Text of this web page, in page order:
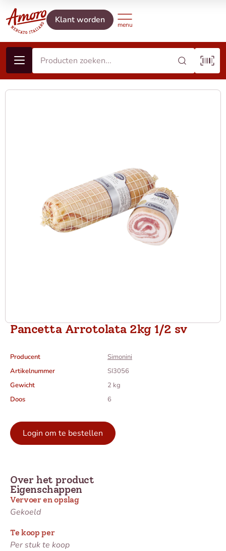
Klant worden
Pancetta Arrotolata 2kg 1/2 sv
Producent
Simonini
Artikelnummer
SI3056
Gewicht
2 kg
Doos
6
Login om te bestellen
Eigenschappen
Vervoer en opslag
Gekoeld
Te koop per
Per stuk te koop
Over het product